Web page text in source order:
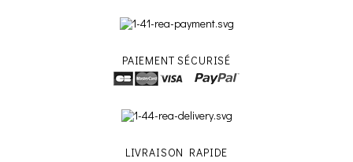
PAIEMENT SÉCURISÉ
LIVRAISON RAPIDE